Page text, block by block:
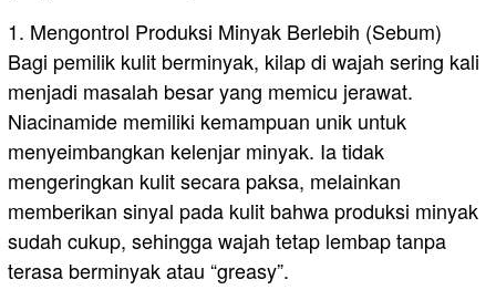
​1. Mengontrol Produksi Minyak Berlebih (Sebum)
Bagi pemilik kulit berminyak, kilap di wajah sering kali
menjadi masalah besar yang memicu jerawat.
Niacinamide memiliki kemampuan unik untuk
menyeimbangkan kelenjar minyak. Ia tidak
mengeringkan kulit secara paksa, melainkan
memberikan sinyal pada kulit bahwa produksi minyak
sudah cukup, sehingga wajah tetap lembap tanpa
terasa berminyak atau “greasy”.